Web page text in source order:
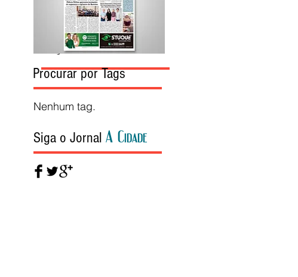
Edição da Semana
Procurar por Tags
Nenhum tag.
Siga o Jornal A Cidade